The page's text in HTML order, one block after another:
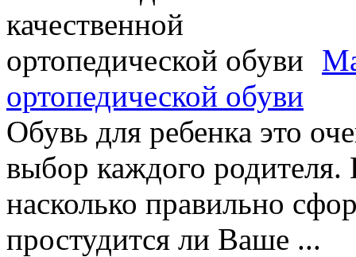
ортопедической обуви
Обувь для ребенка это
выбор каждого родителя.
насколько правильно
простудится ли Ваше ...